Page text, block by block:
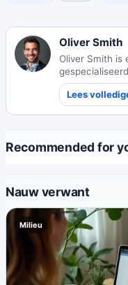
Oliver Smith
Oliver Smith is
verslaggeving
levert aan een
Lees
Recommended for
Nauw verwant
Milieu